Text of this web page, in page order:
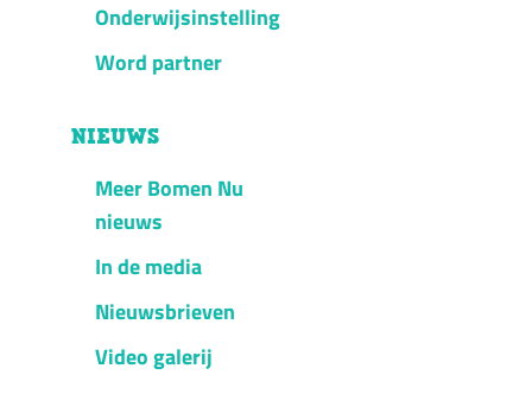
Onderwijsinstelling
Word partner
NIEUWS
Meer Bomen Nu
nieuws
In de media
Nieuwsbrieven
Video galerij